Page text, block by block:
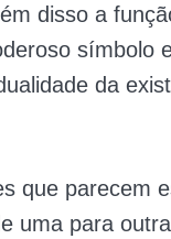
disso a
símbolo
da
que parecem
uma para